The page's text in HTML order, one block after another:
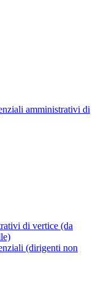
amministrativi di
di vertice (da
(dirigenti non